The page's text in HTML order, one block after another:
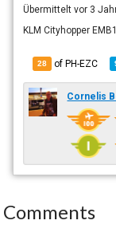
Übermitteltvor 3
KLM Cityhopper
28 of PH-EZC
Cornelis
Comments